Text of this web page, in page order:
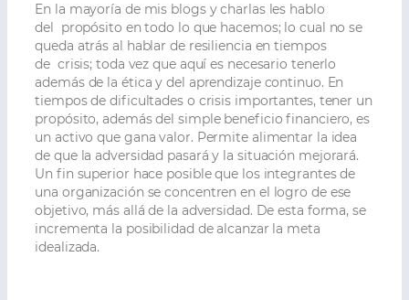
En la mayoría de mis blogs y charlas les hablo
del propósito en todo lo que hacemos; lo cual no se
queda atrás al hablar de resiliencia en tiempos
de crisis; toda vez que aquí es necesario tenerlo
además de la ética y del aprendizaje continuo. En
tiempos de dificultades o crisis importantes, tener un
propósito, además del simple beneficio financiero, es
un activo que gana valor. Permite alimentar la idea
de que la adversidad pasará y la situación mejorará.
Un fin superior hace posible que los integrantes de
una organización se concentren en el logro de ese
objetivo, más allá de la adversidad. De esta forma, se
incrementa la posibilidad de alcanzar la meta
idealizada.